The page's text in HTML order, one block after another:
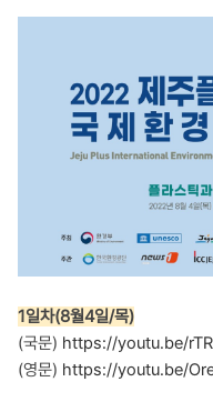
1일차(8월4일/목)
(국문) https://youtu.be/
(영문) https://youtu.be/